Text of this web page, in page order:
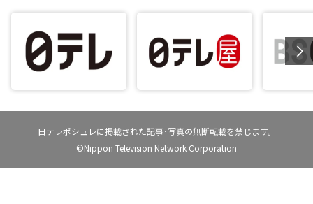
日テレポシュレに掲載された記事･写真の無断転載を禁じます。
©Nippon Television Network Corporation